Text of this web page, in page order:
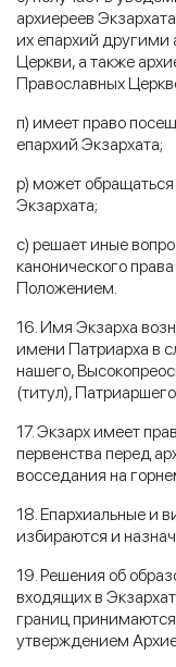
архиереев
их епархий другими
Церкви, а также
Православных
п) имеет право
епархий Экзархата;
р) может
Экзархата;
с) решает иные
канонического
Положением.
16. Имя Экзарха
имени Патриарха в
нашего,
(титул),
17. Экзарх имеет
первенства перед
восседания на
18. Епархиальные и
избираются и
19. Решения об
входящих в
границ
утверждением